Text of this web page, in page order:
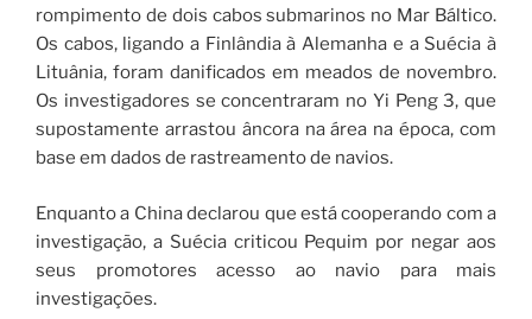
rompimento de dois cabos submarinos no Mar Báltico.
Os cabos, ligando a Finlândia à Alemanha e a Suécia à
Lituânia, foram danificados em meados de novembro.
Os investigadores se concentraram no Yi Peng 3, que
supostamente arrastou âncora na área na época, com
base em dados de rastreamento de navios.
Enquanto a China declarou que está cooperando com a
investigação, a Suécia criticou Pequim por negar aos
seus promotores acesso ao navio para mais
investigações.